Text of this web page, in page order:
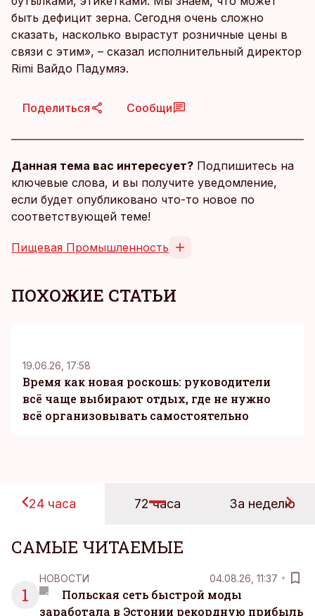
быть дефицит зерна. Сегодня очень сложно
сказать, насколько вырастут розничные цены в
связи с этим», – сказал исполнительный директор
Rimi Вайдо Падумяэ.
Поделиться Сообщи
Данная тема вас интересует? Подпишитесь на
ключевые слова, и вы получите уведомление,
если будет опубликовано что-то новое по
соответствующей теме!
Пищевая Промышленность
ПОХОЖИЕ СТАТЬИ
19.06.26, 17:58
Время как новая роскошь: руководители
всё чаще выбирают отдых, где не нужно
всё организовывать самостоятельно
24 часа 72 часа За неделю
САМЫЕ ЧИТАЕМЫЕ
1
НОВОСТИ 04.08.26, 11:37
Польская сеть быстрой моды
заработала в Эстонии рекордную прибыль